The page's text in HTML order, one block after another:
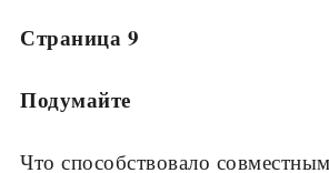
Страница 9
Подумайте
Что способствовало